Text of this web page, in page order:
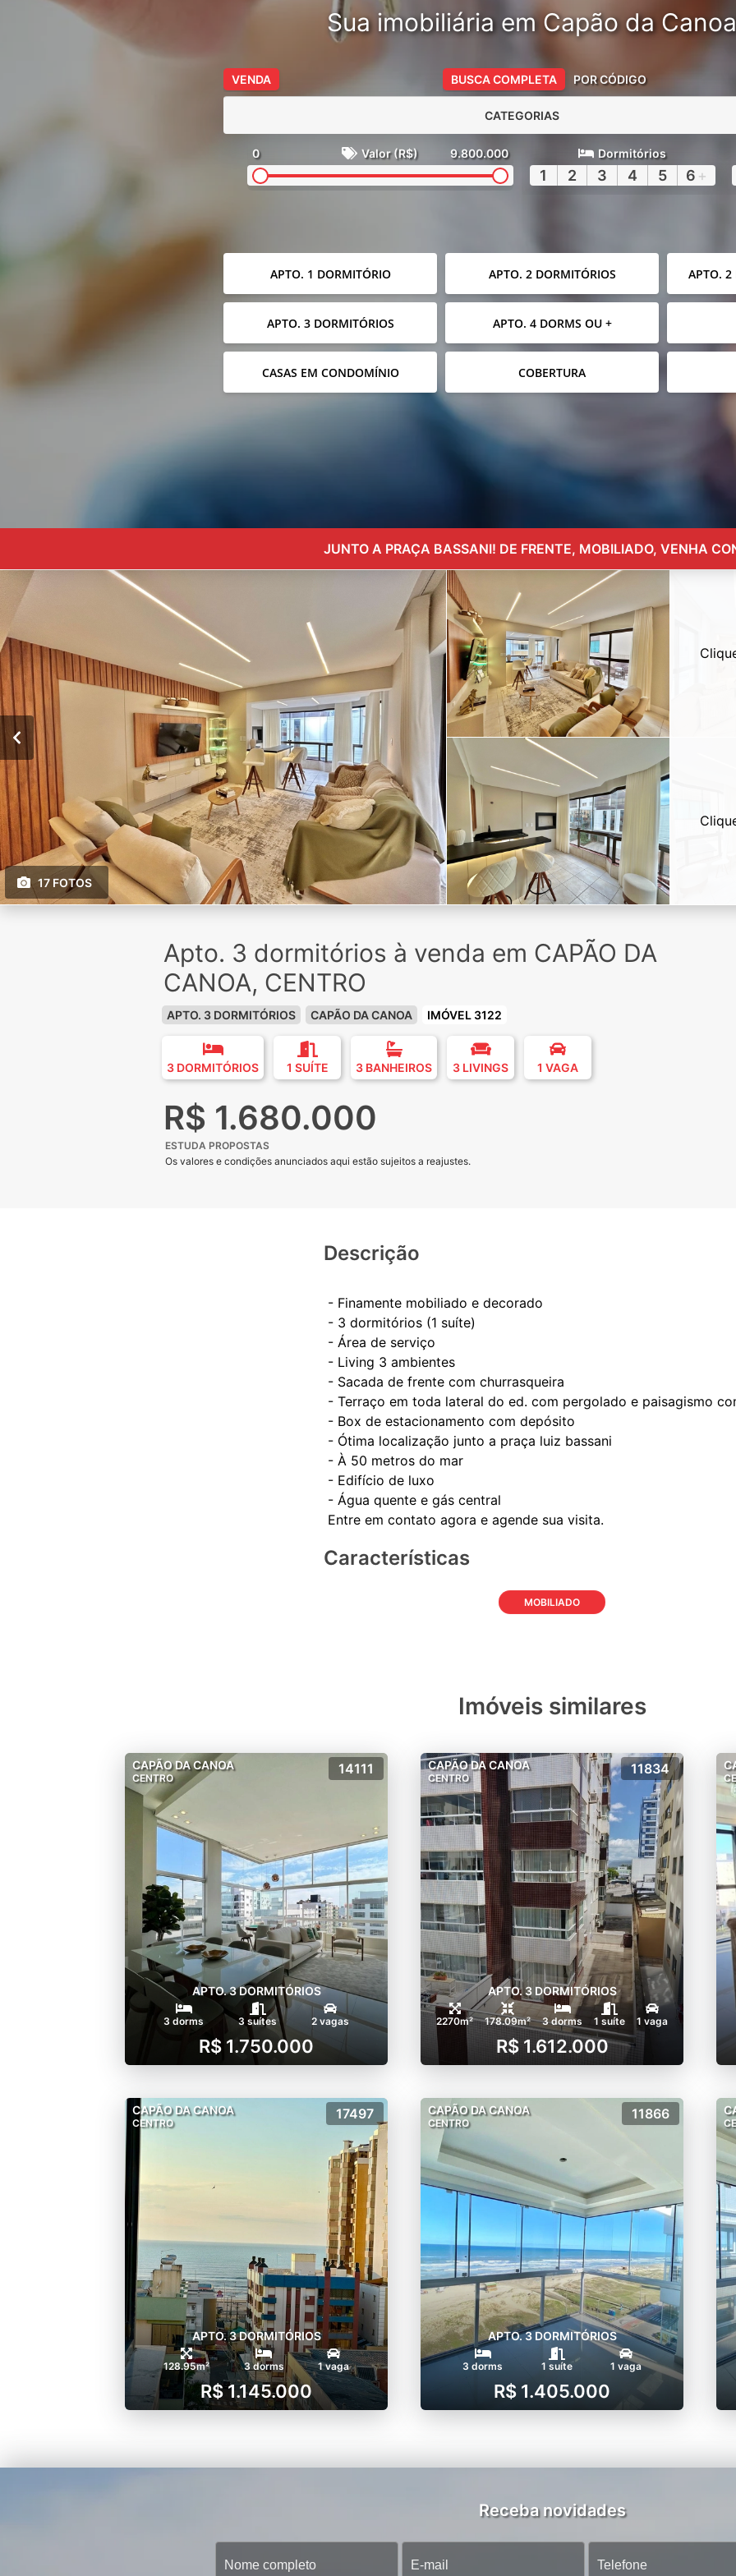
Sua imobiliária em Capão da
VENDA BUSCA COMPLETA POR CÓDIGO
CATEGORIAS
0 Valor (R$) 9.800.000 Dormitórios
1 2 3 4 5 6 +
APTO. 1 DORMITÓRIO APTO. 2 DORMITÓRIOS APTO. 2
APTO. 3 DORMITÓRIOS APTO. 4 DORMS OU +
CASAS EM CONDOMÍNIO COBERTURA
JUNTO A PRAÇA BASSANI! DE FRENTE, MOBILIADO, VENHA
17 FOTOS
Apto. 3 dormitórios à venda em CAPÃO DA
CANOA, CENTRO
APTO. 3 DORMITÓRIOS CAPÃO DA CANOA IMÓVEL 3122
3 DORMITÓRIOS 1 SUÍTE 3 BANHEIROS 3 LIVINGS 1 VAGA
R$ 1.680.000
ESTUDA PROPOSTAS
Os valores e condições anunciados aqui estão sujeitos a reajustes.
Descrição
- Finamente mobiliado e decorado
- 3 dormitórios (1 suíte)
- Área de serviço
- Living 3 ambientes
- Sacada de frente com churrasqueira
- Terraço em toda lateral do ed. com pergolado e paisagismo
- Box de estacionamento com depósito
- Ótima localização junto a praça luiz bassani
- À 50 metros do mar
- Edifício de luxo
- Água quente e gás central
Características
MOBILIADO
Imóveis similares
CAPÃO DA CANOA
CENTRO
14111
APTO. 3 DORMITÓRIOS
3 dorms 3 suítes 2 vagas
R$ 1.750.000
CAPÃO DA CANOA
CENTRO
11834
APTO. 3 DORMITÓRIOS
2270m² 178.09m² 3 dorms 1 suíte 1 vaga
R$ 1.612.000
CAPÃO DA CANOA
CENTRO
17497
APTO. 3 DORMITÓRIOS
128.95m² 3 dorms 1 vaga
R$ 1.145.000
CAPÃO DA CANOA
CENTRO
11866
APTO. 3 DORMITÓRIOS
3 dorms 1 suíte 1 vaga
R$ 1.405.000
Receba novidades